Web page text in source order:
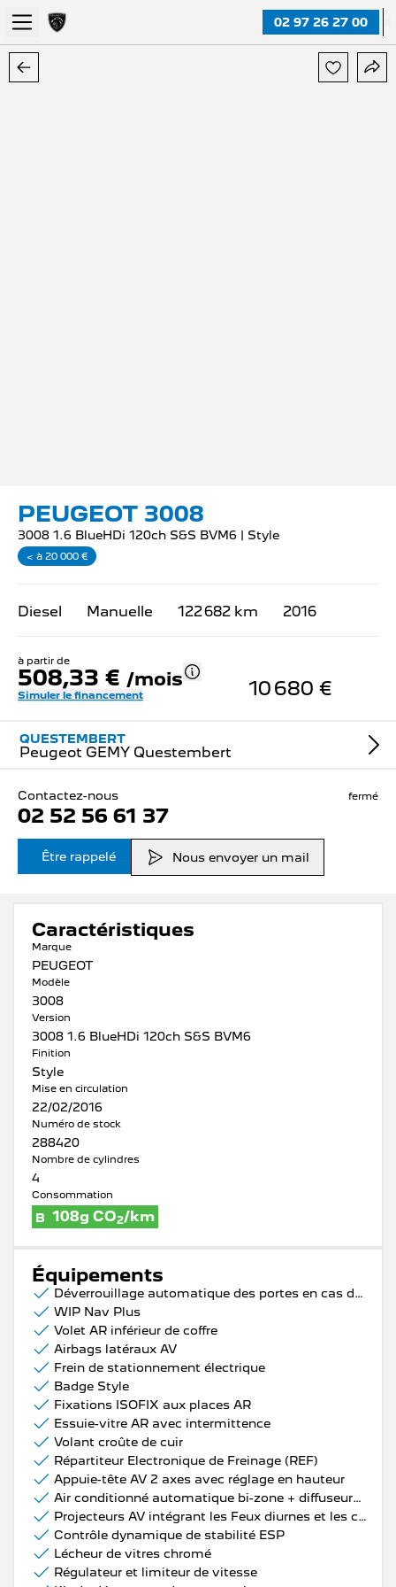
02 97 26 27 00
PEUGEOT 3008
3008 1.6 BlueHDi 120ch S&S BVM6 | Style
< à 20 000 €
Diesel Manuelle 122 682 km 2016
à partir de
508,33 € /mois
Simuler le financement 10 680 €
QUESTEMBERT
Peugeot GEMY Questembert
Contactez-nous fermé
02 52 56 61 37
Être rappelé Nous envoyer un mail
Caractéristiques
Marque
PEUGEOT
Modèle
3008
Version
3008 1.6 BlueHDi 120ch S&S BVM6
Finition
Style
Mise en circulation
22/02/2016
Numéro de stock
288420
Nombre de cylindres
4
Consommation
B 108g CO2/km
Équipements
Déverrouillage automatique des portes en cas de choc
WIP Nav Plus
Volet AR inférieur de coffre
Airbags latéraux AV
Frein de stationnement électrique
Badge Style
Fixations ISOFIX aux places AR
Essuie-vitre AR avec intermittence
Volant croûte de cuir
Répartiteur Electronique de Freinage (REF)
Appuie-tête AV 2 axes avec réglage en hauteur
Air conditionné automatique bi-zone + diffuseurs AR
Projecteurs AV intégrant les Feux diurnes et les clignotants à LED
Contrôle dynamique de stabilité ESP
Lécheur de vitres chromé
Régulateur et limiteur de vitesse